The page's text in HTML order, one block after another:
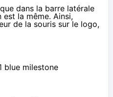
dans la barre latérale
est la même. Ainsi,
de la souris sur le logo,